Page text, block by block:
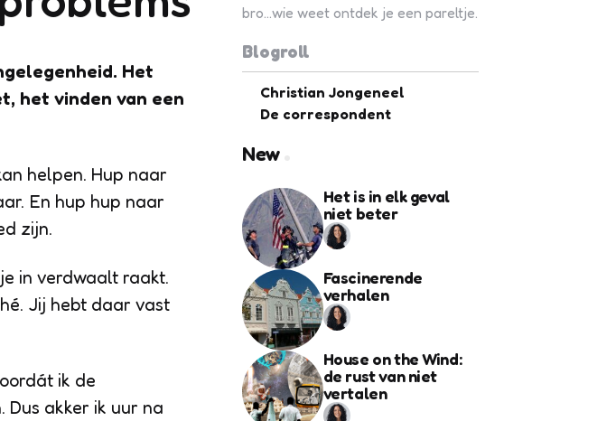
Het
het vinden van een
helpen. Hup naar
En hup hup naar
zijn.
in verdwaalt raakt.
Jij hebt daar vast
ik de
Dus akker ik uur na
bro...wie weet ontdek je een pareltje.
Blogroll
Christian Jongeneel
De correspondent
New
Het is in elk geval
niet beter
Fascinerende
verhalen
House on the Wind:
de rust van niet
vertalen